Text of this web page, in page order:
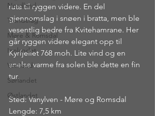
Nordland
Trøndelag
Møre & Romsdal
Innlandet
Vestland
Sørlandet
Østlandet
ruta til ryggen videre. En del
gjennomslag i snøen i bratta, men ble
vesentlig bedre fra Kvitehamrane. Her
går ryggen videre elegant opp til
Kyrfjellet 768 moh. Lite vind og en
anelse varme fra solen ble dette en fin
tur.
Sted: Vanylven - Møre og Romsdal
Lengde: 7,5 km